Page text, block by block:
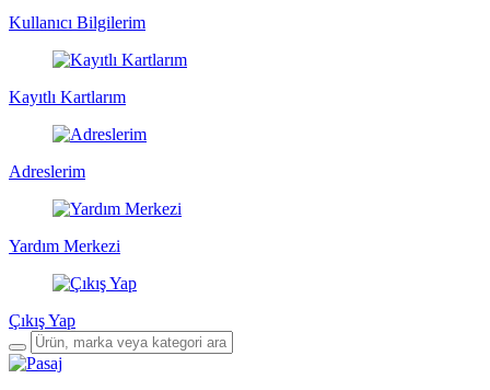
Kullanıcı Bilgilerim
Kayıtlı Kartlarım
Adreslerim
Yardım Merkezi
Çıkış Yap